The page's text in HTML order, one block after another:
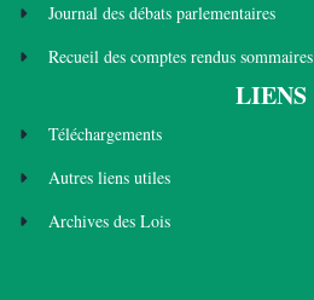
Journal des débats parlementaires
Recueil des comptes rendus sommaires
LIENS
Téléchargements
Autres liens utiles
Archives des Lois